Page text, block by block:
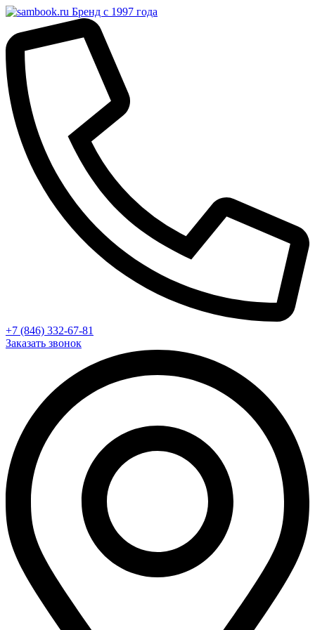
Бренд с 1997 года
+7 (846) 332-67-81
Заказать звонок